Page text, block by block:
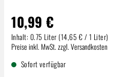
10,99 €
Inhalt: 0.75 Liter (14,65 € / 1 Liter)
Regulärer Preis:
Preise inkl. MwSt. zzgl. Versandkosten
Sofort verfügbar